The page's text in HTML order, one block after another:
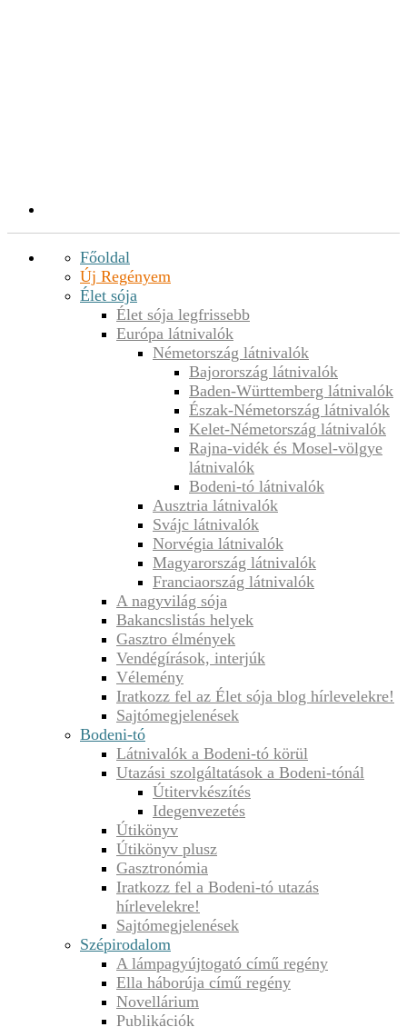
Főoldal
Új Regényem
Élet sója
Élet sója legfrissebb
Európa látnivalók
Németország látnivalók
Bajorország látnivalók
Baden-Württemberg látnivalók
Észak-Németország látnivalók
Kelet-Németország látnivalók
Rajna-vidék és Mosel-völgye
látnivalók
Bodeni-tó látnivalók
Ausztria látnivalók
Svájc látnivalók
Norvégia látnivalók
Magyarország látnivalók
Franciaország látnivalók
A nagyvilág sója
Bakancslistás helyek
Gasztro élmények
Vendégírások, interjúk
Vélemény
Iratkozz fel az Élet sója blog hírlevelekre!
Sajtómegjelenések
Bodeni-tó
Látnivalók a Bodeni-tó körül
Utazási szolgáltatások a Bodeni-tónál
Útitervkészítés
Idegenvezetés
Útikönyv
Útikönyv plusz
Gasztronómia
Iratkozz fel a Bodeni-tó utazás
hírlevelekre!
Sajtómegjelenések
Szépirodalom
A lámpagyújtogató című regény
Ella háborúja című regény
Novellárium
Publikációk